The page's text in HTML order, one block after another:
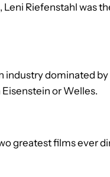
Riefenstahl was
industry dominated
or Welles.
greatest films ever